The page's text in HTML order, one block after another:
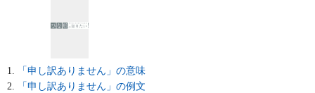
「申し訳ありません」の意味
「申し訳ありません」の例文